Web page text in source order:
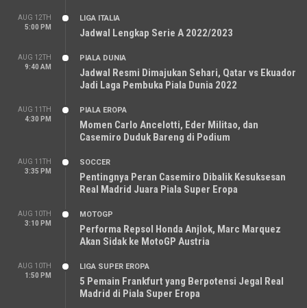
AUG 12TH
5:00 PM
LIGA ITALIA
Jadwal Lengkap Serie A 2022/2023
AUG 12TH
9:40 AM
PIALA DUNIA
Jadwal Resmi Dimajukan Sehari, Qatar vs Ekuador
Jadi Laga Pembuka Piala Dunia 2022
AUG 11TH
4:30 PM
PIALA EROPA
Momen Carlo Ancelotti, Eder Militao, dan
Casemiro Duduk Bareng di Podium
AUG 11TH
3:35 PM
SOCCER
Pentingnya Peran Casemiro Dibalik Kesuksesan
Real Madrid Juara Piala Super Eropa
AUG 10TH
3:10 PM
MOTOGP
Performa Repsol Honda Anjlok, Marc Marquez
Akan Sidak ke MotoGP Austria
AUG 10TH
1:50 PM
LIGA SUPER EROPA
5 Pemain Frankfurt yang Berpotensi Jegal Real
Madrid di Piala Super Eropa